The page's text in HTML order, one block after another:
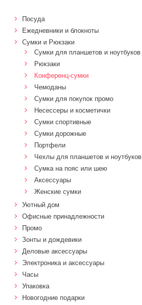
Посуда
Ежедневники и блокноты
Сумки и Рюкзаки
Сумки для планшетов и ноутбуков
Рюкзаки
Конференц-сумки
Чемоданы
Сумки для покупок промо
Несессеры и косметички
Сумки спортивные
Сумки дорожные
Портфели
Чехлы для планшетов и ноутбуков
Сумка на пояс или шею
Аксессуары
Женские сумки
Уютный дом
Офисные принадлежности
Промо
Зонты и дождевики
Деловые аксессуары
Электроника и аксессуары
Часы
Упаковка
Новогодние подарки